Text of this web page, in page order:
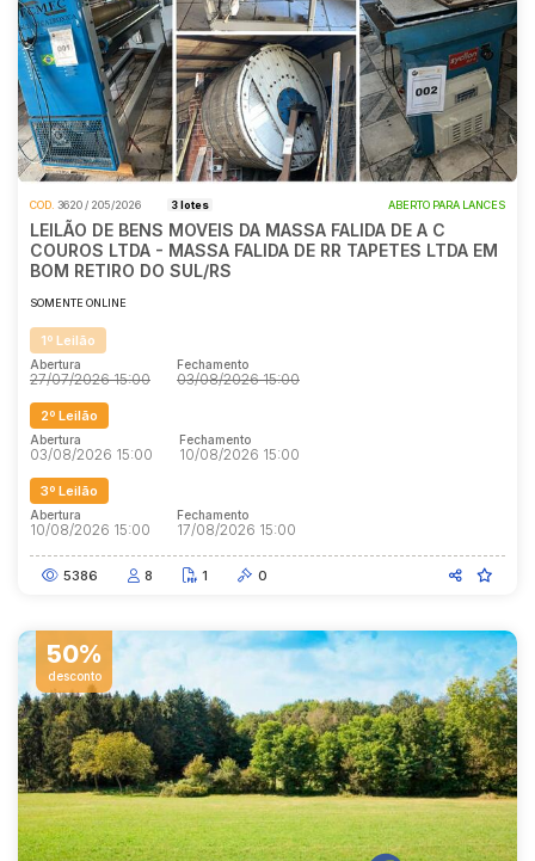
COD. 3620 / 205/2026 3 lotes ABERTO PARA LANCES
LEILÃO DE BENS MOVEIS DA MASSA FALIDA DE A C
COUROS LTDA - MASSA FALIDA DE RR TAPETES LTDA EM
BOM RETIRO DO SUL/RS
SOMENTE ONLINE
1º Leilão
Abertura
27/07/2026 15:00
Fechamento
03/08/2026 15:00
2º Leilão
Abertura
03/08/2026 15:00
Fechamento
10/08/2026 15:00
3º Leilão
Abertura
10/08/2026 15:00
Fechamento
17/08/2026 15:00
5386 8 1 0
50%
desconto